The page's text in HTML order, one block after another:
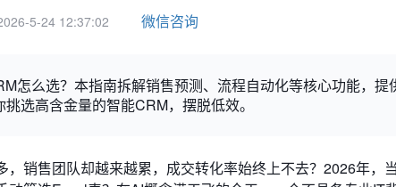
5-24 12:37:02 微信咨询
怎么选？本指南拆解销售预测、流程自动化等核心功能，
选高含金量的智能CRM，摆脱低效。
，销售团队却越来越累，成交转化率始终上不去？2026年，